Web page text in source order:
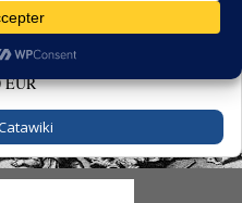
des Vifs - Martin van Maële
EUR